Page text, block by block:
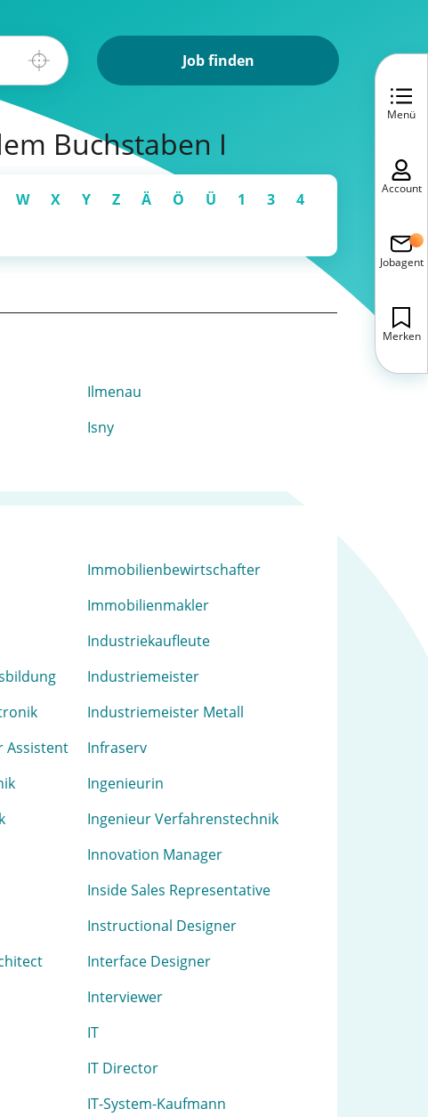
Job finden
Buchstaben I
W X Y Z Ä Ö Ü 1 3
4
Ilmenau
Isny
Immobilienbewirtschafter
Immobilienmakler
Industriekaufleute
Industriemeister
Industriemeister Metall
Assistent
Infraserv
Ingenieurin
Ingenieur Verfahrenstechnik
Innovation Manager
Inside Sales Representative
Instructional Designer
Interface Designer
Interviewer
IT
IT Director
IT-System-Kaufmann
Menü
Account
Jobagent
Merken